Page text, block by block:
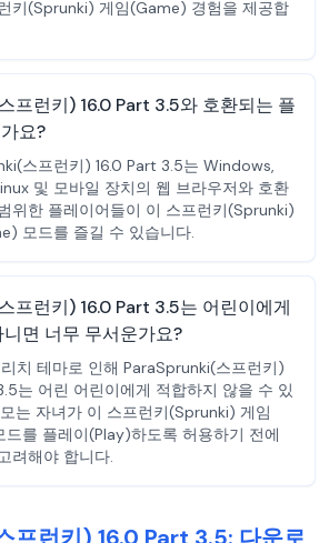
키(Sprunki) 게임(Game) 경험을 제공합
프런키) 16.0 Part 3.5와 호환되는 플
요?
스프런키) 16.0 Part 3.5는 Windows,
및 모바일 장치의 웹 브라우저와 호환
위한 플레이어들이 이 스프런키(Sprunki)
모드를 즐길 수 있습니다.
프런키) 16.0 Part 3.5는 어린이에게
면 너무 무서운가요?
치 테마로 인해 ParaSprunki(스프런키)
는 어린 어린이에게 적합하지 않을 수 있
는 자녀가 이 스프런키(Sprunki) 게임
를 플레이(Play)하도록 허용하기 전에
려해야 합니다.